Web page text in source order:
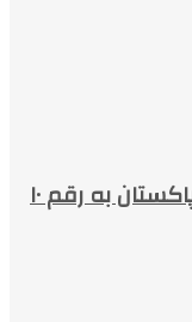
افزایش حجم تجارت بین ایران و پاکستان به رقم ۱۰